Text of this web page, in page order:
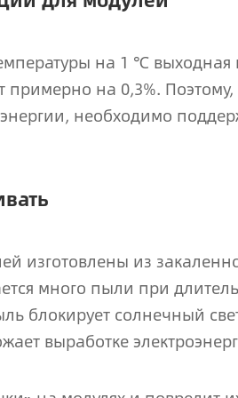
на 1 ℃ выходная
на 0,3%.
необходимо
изготовлены из
много пыли при
блокирует солнечный
выработке